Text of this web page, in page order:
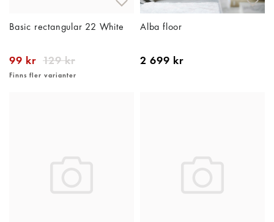
Basic rectangular 22 White
99 kr 129 kr
Finns fler varianter
Alba floor
2 699 kr